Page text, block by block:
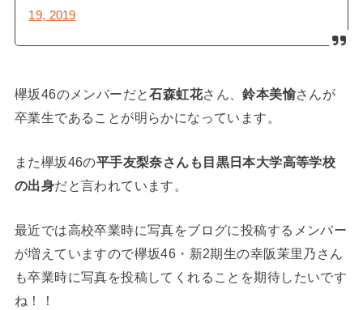
19, 2019
欅坂46のメンバーだと石森虹花さん、鈴本美愉さんが
卒業生であることが明らかになっています。
また欅坂46の平手友梨奈さんも目黒日本大学高等学校
の出身だと言われています。
最近では高校卒業時に写真をブログに投稿するメンバー
が増えていますので欅坂46・新2期生の幸阪茉里乃さん
も卒業時に写真を投稿してくれることを期待したいです
ね！！